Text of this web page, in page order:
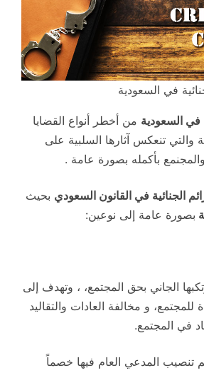
في السعودية
في السعودية من أخطر أنواع القضايا
والتي تنعكس آثارها السلبية على
بأكمله بصورة عامة .
الجنائية في القانون السعودي بحيث
بصورة عامة إلى نوعين:
الجاني بحق المجتمع، ، وتهدف إلى
للمجتمع، و مخالفة العادات والتقاليد
في المجتمع.
تنصيب المدعي العام فيها خصماً